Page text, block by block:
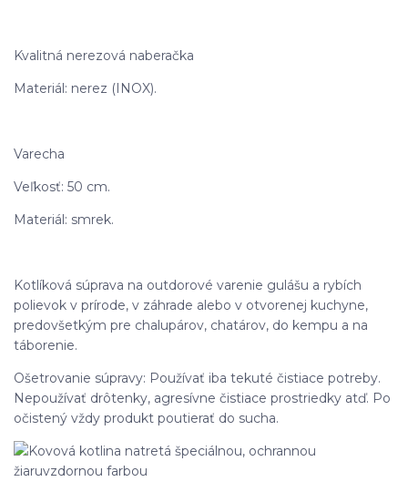
Kvalitná nerezová naberačka
Materiál: nerez (INOX).
Varecha
Veľkosť: 50 cm.
Materiál: smrek.
Kotlíková súprava na outdorové varenie gulášu a rybích
polievok v prírode, v záhrade alebo v otvorenej kuchyne,
predovšetkým pre chalupárov, chatárov, do kempu a na
táborenie.
Ošetrovanie súpravy: Používať iba tekuté čistiace potreby.
Nepoužívať drôtenky, agresívne čistiace prostriedky atď. Po
očistený vždy produkt poutierať do sucha.